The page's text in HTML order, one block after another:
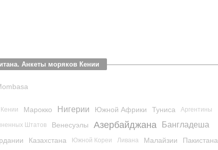
Анкеты моряков Кении
Кении Марокко Нигерии Южной Африки Туниса Аргентины
Штатов Венесуэлы Азербайджана Бангладеша
Казахстана Южной Кореи Ливана Малайзии Пакистана